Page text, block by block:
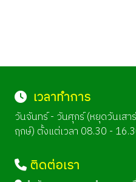
เวลาทำการ
วันจันทร์ - วันศุกร์ (หยุดวันเส
ฤกษ์) ตั้งแต่เวลา 08.30 -
ติดต่อเรา